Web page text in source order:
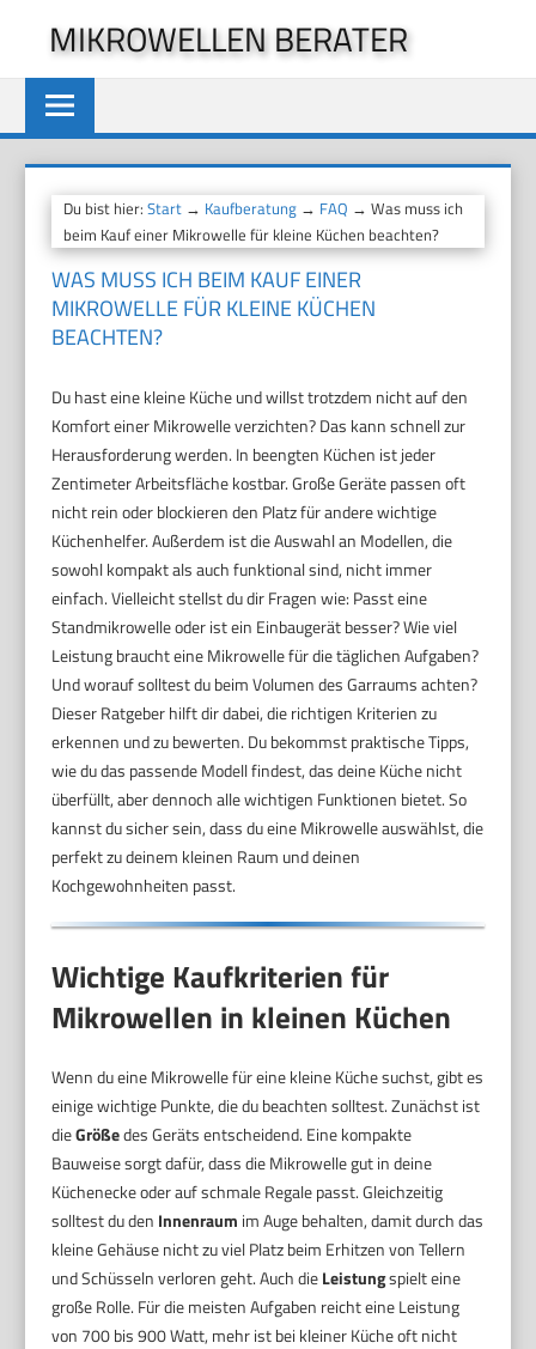
springen
MIKROWELLEN BERATER
Du bist hier:Start → Kaufberatung → FAQ → Was muss ich
beim Kauf einer Mikrowelle für kleine Küchen beachten?
WAS MUSS ICH BEIM KAUF EINER
MIKROWELLE FÜR KLEINE KÜCHEN
BEACHTEN?
Du hast eine kleine Küche und willst trotzdem nicht auf den
Komfort einer Mikrowelle verzichten? Das kann schnell zur
Herausforderung werden. In beengten Küchen ist jeder
Zentimeter Arbeitsfläche kostbar. Große Geräte passen oft
nicht rein oder blockieren den Platz für andere wichtige
Küchenhelfer. Außerdem ist die Auswahl an Modellen, die
sowohl kompakt als auch funktional sind, nicht immer
einfach. Vielleicht stellst du dir Fragen wie: Passt eine
Standmikrowelle oder ist ein Einbaugerät besser? Wie viel
Leistung braucht eine Mikrowelle für die täglichen Aufgaben?
Und worauf solltest du beim Volumen des Garraums achten?
Dieser Ratgeber hilft dir dabei, die richtigen Kriterien zu
erkennen und zu bewerten. Du bekommst praktische Tipps,
wie du das passende Modell findest, das deine Küche nicht
überfüllt, aber dennoch alle wichtigen Funktionen bietet. So
kannst du sicher sein, dass du eine Mikrowelle auswählst, die
perfekt zu deinem kleinen Raum und deinen
Kochgewohnheiten passt.
Wichtige Kaufkriterien für
Mikrowellen in kleinen Küchen
Wenn du eine Mikrowelle für eine kleine Küche suchst, gibt es
einige wichtige Punkte, die du beachten solltest. Zunächst ist
dieGrößedes Geräts entscheidend. Eine kompakte
Bauweise sorgt dafür, dass die Mikrowelle gut in deine
Küchenecke oder auf schmale Regale passt. Gleichzeitig
solltest du den Innenraum im Auge behalten, damit durch das
kleine Gehäuse nicht zu viel Platz beim Erhitzen von Tellern
und Schüsseln verloren geht. Auch dieLeistungspielt eine
große Rolle. Für die meisten Aufgaben reicht eine Leistung
von 700 bis 900 Watt, mehr ist bei kleiner Küche oft nicht